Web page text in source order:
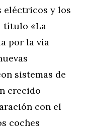
eléctricos y los
título «La
por la vía
sistemas de
crecido
con el
coches